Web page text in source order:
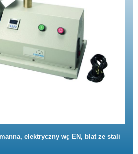
elektryczny wg EN, blat ze stali